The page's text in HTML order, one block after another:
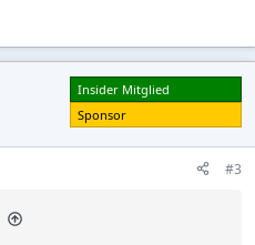
Insider Mitglied
Sponsor
#3